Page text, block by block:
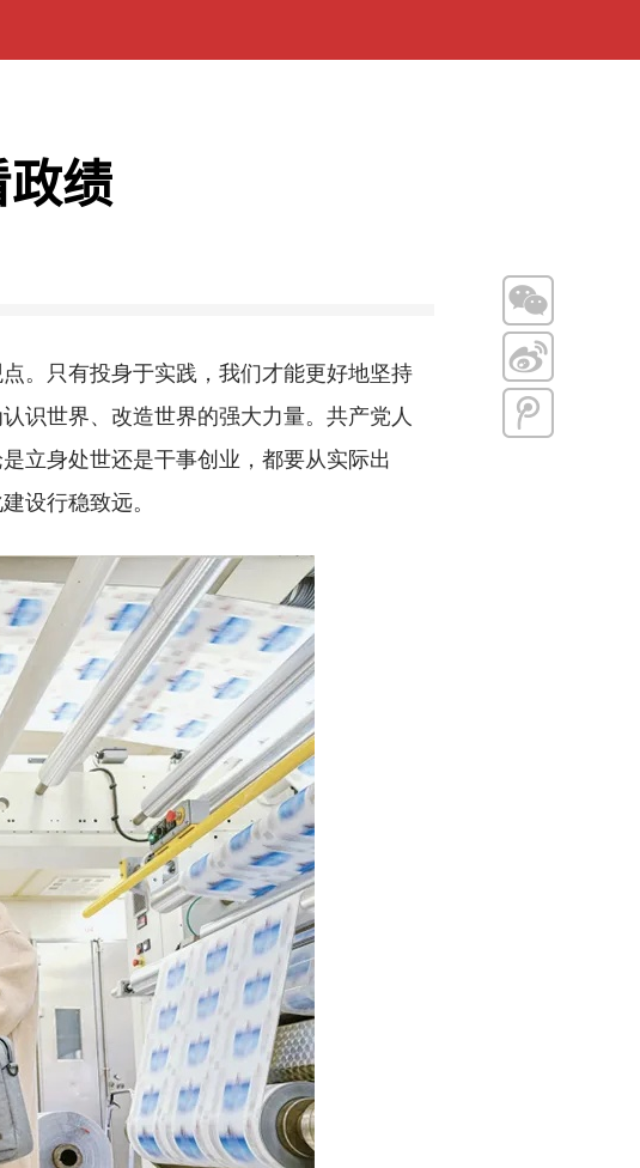
绩
。只有投身于实践，我们才能更好地坚持
识世界、改造世界的强大力量。共产党人
立身处世还是干事创业，都要从实际出
设行稳致远。